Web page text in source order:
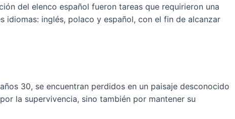
del elenco español fueron tareas que requirieron una
idiomas: inglés, polaco y español, con el fin de alcanzar
30, se encuentran perdidos en un paisaje desconocido
la supervivencia, sino también por mantener su